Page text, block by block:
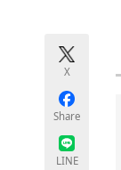
X
Share
LINE